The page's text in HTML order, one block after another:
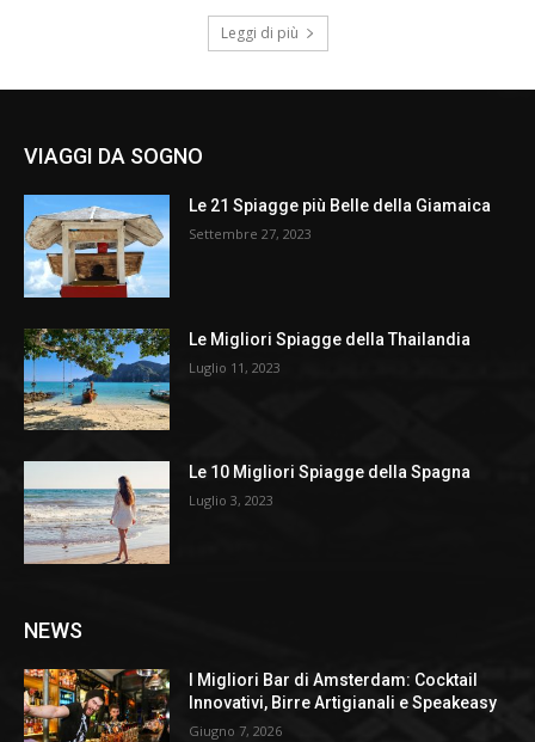
Leggi di più
VIAGGI DA SOGNO
Le 21 Spiagge più Belle della Giamaica
Settembre 27, 2023
Le Migliori Spiagge della Thailandia
Luglio 11, 2023
Le 10 Migliori Spiagge della Spagna
Luglio 3, 2023
NEWS
I Migliori Bar di Amsterdam: Cocktail
Innovativi, Birre Artigianali e Speakeasy
Giugno 7, 2026